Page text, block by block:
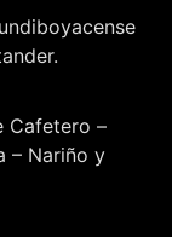
Cafetero –
– Nariño y